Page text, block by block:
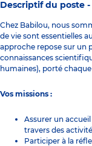
Descriptif du poste -
Chez Babilou, nous
de vie sont essentielles
approche repose sur un
connaissances
humaines), porté
Vos missions :
Assurer un
travers des
Participer à la